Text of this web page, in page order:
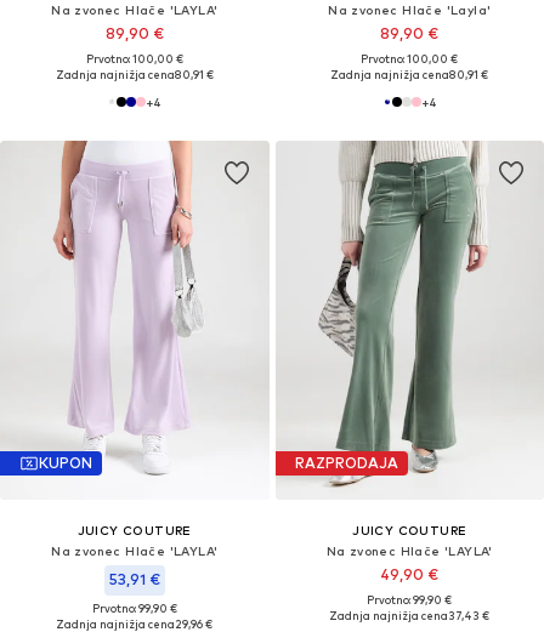
Na zvonec Hlače 'LAYLA'
89,90 €
Prvotno: 100,00 €
Zadnja najnižja cena80,91 €
+4
Na zvonec Hlače 'Layla'
89,90 €
Prvotno: 100,00 €
Zadnja najnižja cena80,91 €
+4
KUPON
JUICY COUTURE
Na zvonec Hlače 'LAYLA'
53,91 €
Prvotno: 99,90 €
Zadnja najnižja cena29,96 €
RAZPRODAJA
JUICY COUTURE
Na zvonec Hlače 'LAYLA'
49,90 €
Prvotno: 99,90 €
Zadnja najnižja cena37,43 €